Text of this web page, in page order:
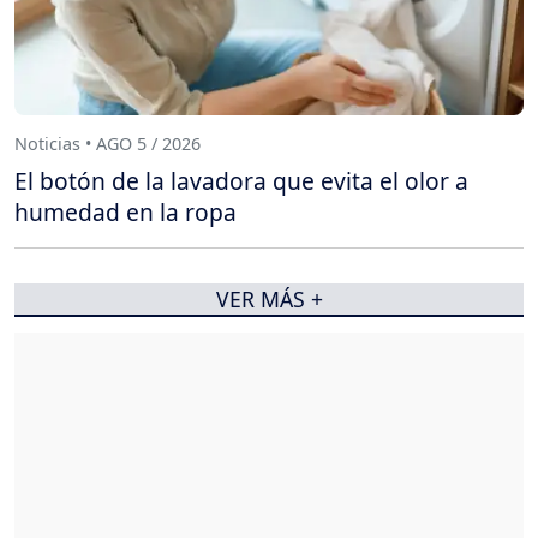
Noticias • AGO 5 / 2026
El botón de la lavadora que evita el olor a
humedad en la ropa
VER MÁS +